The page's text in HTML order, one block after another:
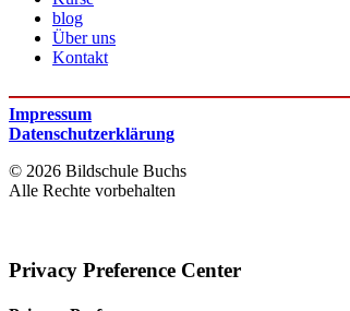
blog
Über uns
Kontakt
Impressum
Datenschutzerklärung
© 2026 Bildschule Buchs
Alle Rechte vorbehalten
Privacy Preference Center